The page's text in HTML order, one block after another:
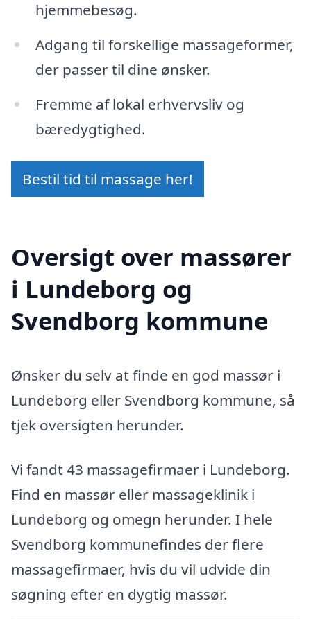
hjemmebesøg.
Adgang til forskellige massageformer,
der passer til dine ønsker.
Fremme af lokal erhvervsliv og
bæredygtighed.
Bestil tid til massage her!
Oversigt over massører
i Lundeborg og
Svendborg kommune
Ønsker du selv at finde en god massør i
Lundeborg eller Svendborg kommune, så
tjek oversigten herunder.
Vi fandt 43 massagefirmaer i Lundeborg.
Find en massør eller massageklinik i
Lundeborg og omegn herunder. I hele
Svendborg kommunefindes der flere
massagefirmaer, hvis du vil udvide din
søgning efter en dygtig massør.